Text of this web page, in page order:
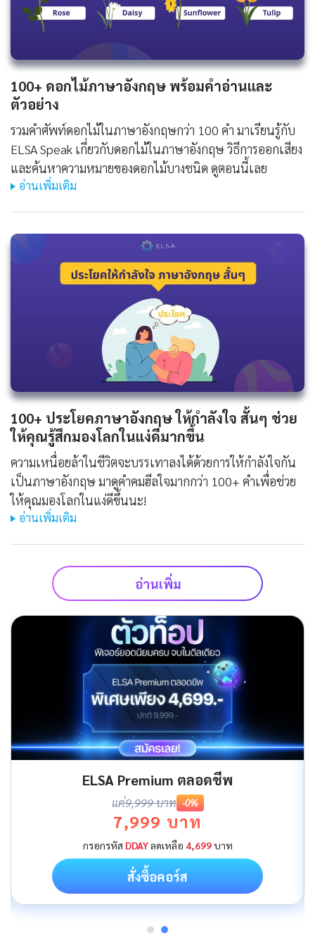
100+ ดอกไม้ภาษาอังกฤษ พร้อมคำอ่านและ
ตัวอย่าง
รวมคำศัพท์ดอกไม้ในภาษาอังกฤษกว่า 100 คำ มาเรียนรู้กับ
ELSA Speak เกี่ยวกับดอกไม้ในภาษาอังกฤษ วิธีการออกเสียง
และค้นหาความหมายของดอกไม้บางชนิด ดูตอนนี้เลย
อ่านเพิ่มเติม
100+ ประโยคภาษาอังกฤษ ให้กําลังใจ สั้นๆ ช่วย
ให้คุณรู้สึกมองโลกในแง่ดีมากขึ้น
ความเหนื่อยล้าในชีวิตจะบรรเทาลงได้ด้วยการให้กำลังใจกัน
เป็นภาษาอังกฤษ มาดูคำคมฮีลใจมากกว่า 100+ คำเพื่อช่วย
ให้คุณมองโลกในแง่ดีขึ้นนะ!
อ่านเพิ่มเติม
อ่านเพิ่ม
ELSA Premium ตลอดชีพ
แค่9,999 บาท -0%
7,999 บาท
กรอกรหัส DDAYลดเหลือ 4,699บาท
สั่งซื้อคอร์ส